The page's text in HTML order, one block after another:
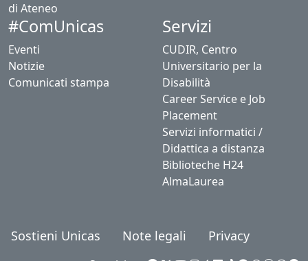
di Ateneo
#ComUnicas
Eventi
Notizie
Comunicati stampa
Servizi
CUDIR, Centro
Universitario per la
Disabilità
Career Service e Job
Placement
Servizi informatici /
Didattica a distanza
Biblioteche H24
AlmaLaurea
Sostieni Unicas Note legali Privacy